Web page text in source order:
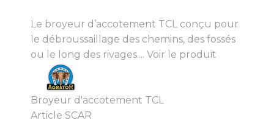
Le broyeur d’accotement TCL conçu pour
le débroussaillage des chemins, des fossés
ou le long des rivages.... Voir le produit
Broyeur d'accotement TCL
Article SCAR